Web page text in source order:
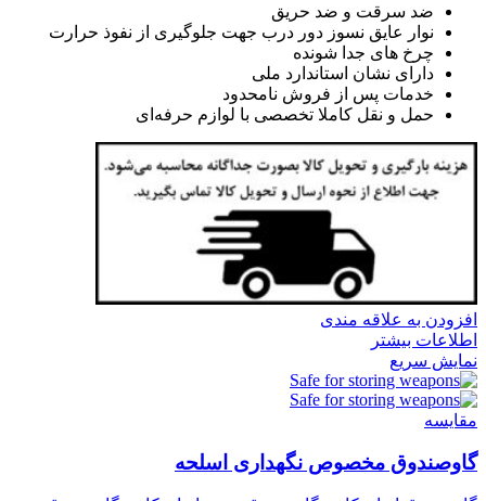
ضد سرقت و ضد حریق
نوار عایق نسوز دور درب جهت جلوگیری از نفوذ حرارت
چرخ های جدا شونده
دارای نشان استاندارد ملی
خدمات پس از فروش نامحدود
حمل و نقل کاملا تخصصی با لوازم حرفه‌ای
افزودن به علاقه مندی
اطلاعات بیشتر
نمایش سریع
مقايسه
گاوصندوق مخصوص نگهداری اسلحه